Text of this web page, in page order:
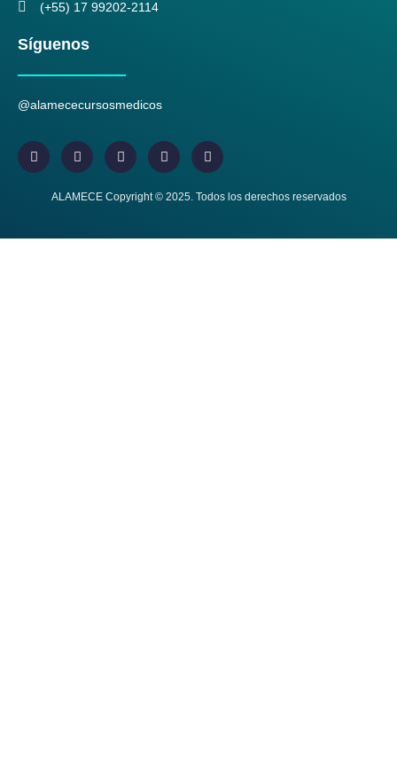
(+55) 17 99202-2114
Síguenos
@alamececursosmedicos
ALAMECE Copyright © 2025. Todos los derechos reservados